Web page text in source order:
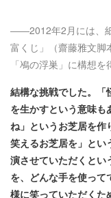
――2012年2月には、
富くじ」（齋藤雅文脚
「鳰の浮巣」に構想
結構な挑戦でした。「
を生かすという意味も
ね」というお芝居を作
笑えるお芝居を」とい
演させていただくとい
を、どんな手を使っ
様に笑っていただくた